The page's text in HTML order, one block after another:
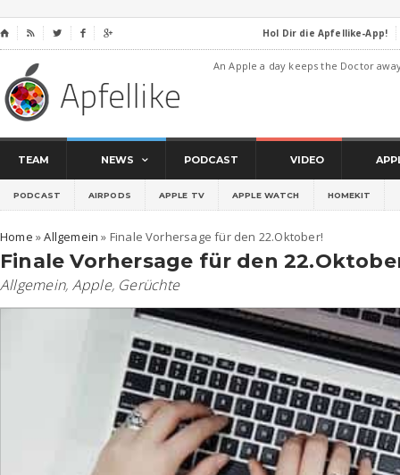
⌂     Hol Dir die Apfellike-App!
An Apple a day keeps the Doctor
TEAM NEWS PODCAST VIDEO
PODCAST AIRPODS APPLE TV APPLE WATCH HOMEKIT
Home »Allgemein » Finale Vorhersage für den 22.Oktober!
Finale Vorhersage für den
Allgemein, Apple, Gerüchte